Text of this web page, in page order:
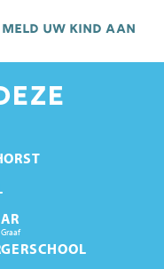
Meld uw kind aan